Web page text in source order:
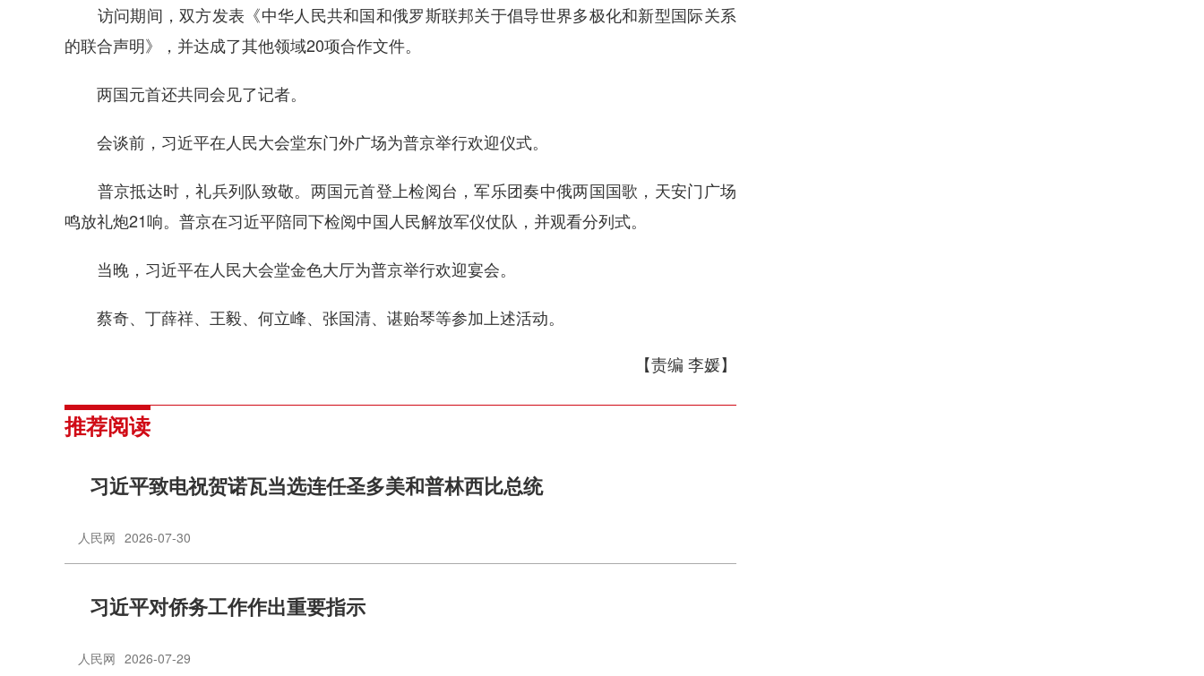
访问期间，双方发表《中华人民共和国和俄罗斯联邦关于倡导世界多极化和新型国际关系
的联合声明》，并达成了其他领域20项合作文件。
两国元首还共同会见了记者。
会谈前，习近平在人民大会堂东门外广场为普京举行欢迎仪式。
普京抵达时，礼兵列队致敬。两国元首登上检阅台，军乐团奏中俄两国国歌，天安门广场
鸣放礼炮21响。普京在习近平陪同下检阅中国人民解放军仪仗队，并观看分列式。
当晚，习近平在人民大会堂金色大厅为普京举行欢迎宴会。
蔡奇、丁薛祥、王毅、何立峰、张国清、谌贻琴等参加上述活动。
【责编 李媛】
推荐阅读
习近平致电祝贺诺瓦当选连任圣多美和普林西比总统
人民网 2026-07-30
习近平对侨务工作作出重要指示
人民网 2026-07-29